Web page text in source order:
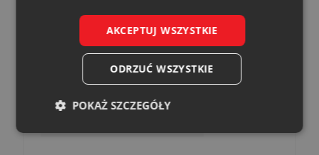
AKCEPTUJ WSZYSTKIE
ODRZUĆ WSZYSTKIE
POKAŻ SZCZEGÓŁY